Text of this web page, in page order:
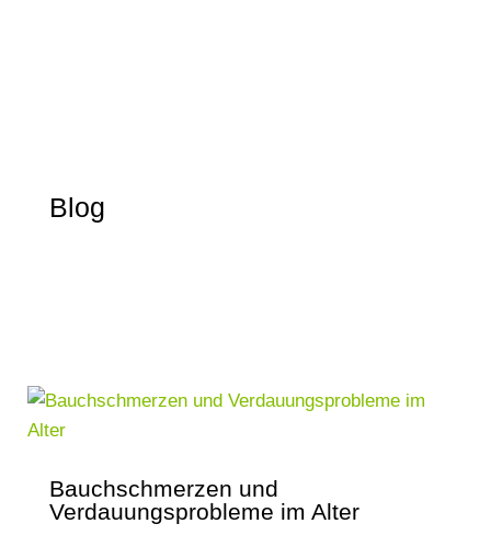
Blog
Bauchschmerzen und
Verdauungsprobleme im Alter